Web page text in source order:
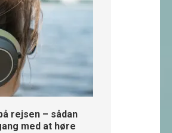
rejsen – sådan
med at høre